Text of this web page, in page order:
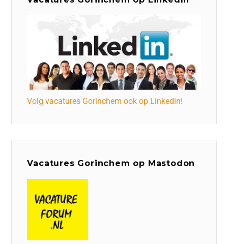
Volg vacatures Gorinchem ook op Linkedin!
Vacatures Gorinchem op Mastodon